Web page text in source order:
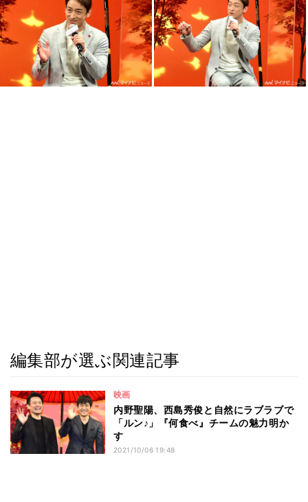
編集部が選ぶ関連記事
映画
内野聖陽、西島秀俊と自然にラブラブで
「ルン♪」『何食べ』チームの魅力明か
す
2021/10/06 19:48